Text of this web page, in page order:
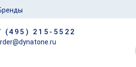
(495) 215-5522